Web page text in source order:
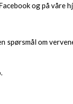
og på våre
spørsmål om